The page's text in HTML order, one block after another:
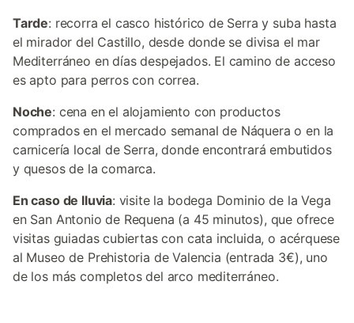
Tarde: recorra el casco histórico de Serra y suba hasta
el mirador del Castillo, desde donde se divisa el mar
Mediterráneo en días despejados. El camino de acceso
es apto para perros con correa.
Noche: cena en el alojamiento con productos
comprados en el mercado semanal de Náquera o en la
carnicería local de Serra, donde encontrará embutidos
y quesos de la comarca.
En caso de lluvia: visite la bodega Dominio de la Vega
en San Antonio de Requena (a 45 minutos), que ofrece
visitas guiadas cubiertas con cata incluida, o acérquese
al Museo de Prehistoria de Valencia (entrada 3€), uno
de los más completos del arco mediterráneo.